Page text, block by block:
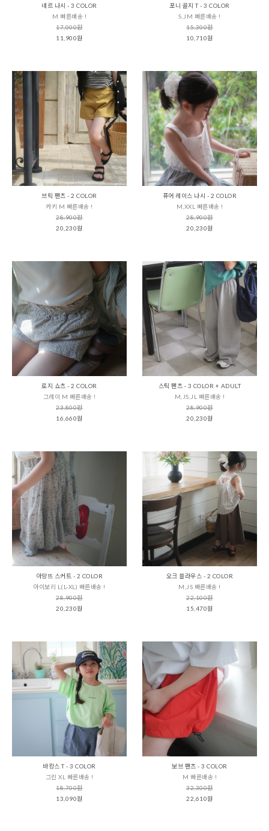
네르 나시 - 3 COLOR
M 빠른배송 !
17,000원
11,900원
포니 골지 T - 3 COLOR
S,JM 빠른배송 !
15,300원
10,710원
브릭 팬츠 - 2 COLOR
카키 M 빠른배송 !
28,900원
20,230원
퓨어 레이스 나시 - 2 COLOR
M,XXL 빠른배송 !
28,900원
20,230원
로지 쇼츠 - 2 COLOR
그레이 M 빠른배송 !
23,800원
16,660원
스틱 팬츠 - 3 COLOR + ADULT
M,JS,JL 빠른배송 !
28,900원
20,230원
아망뜨 스커트 - 2 COLOR
아이보리 L(L-XL) 빠른배송 !
28,900원
20,230원
오크 블라우스 - 2 COLOR
M,JS 빠른배송 !
22,100원
15,470원
바캉스 T - 3 COLOR
그린 XL 빠른배송 !
18,700원
13,090원
보브 팬츠 - 3 COLOR
M 빠른배송 !
32,300원
22,610원